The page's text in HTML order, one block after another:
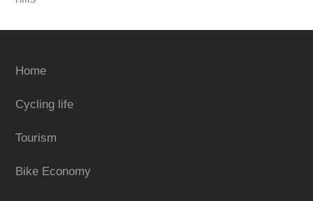
Home
Cycling life
Tourism
Bike Economy